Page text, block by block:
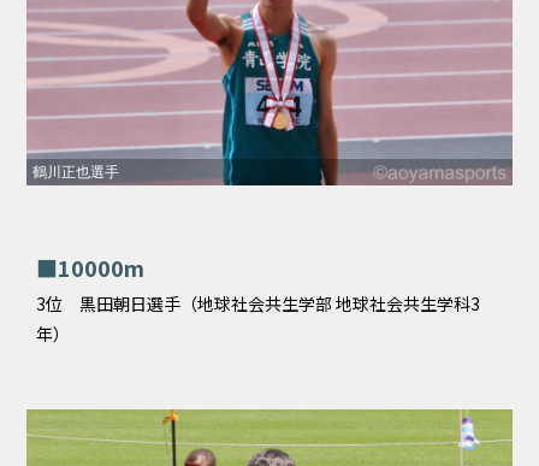
鶴川正也選手
■10000m
3位 黒田朝日選手（地球社会共生学部 地球社会共生学科3
年）